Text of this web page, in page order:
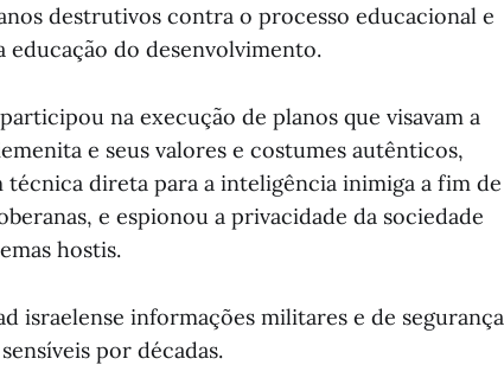
destrutivos contra o processo educacional e
educação do desenvolvimento.
na execução de planos que visavam a
e seus valores e costumes autênticos,
direta para a inteligência inimiga a fim de
e espionou a privacidade da sociedade
hostis.
israelense informações militares e de segurança
por décadas.